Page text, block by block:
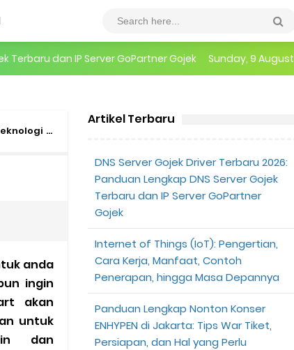
Terbaru dan IP Server GoPartner Gojek
Sunday, 9 August
anda
ingin
akan
untuk
dan
Artikel Terbaru
DNS Server Gojek Driver Terbaru 2026:
Panduan Lengkap DNS Server Gojek
Terbaru dan IP Server GoPartner
Gojek
Internet of Things (IoT): Pengertian,
Cara Kerja, Manfaat, Contoh
Penerapan, hingga Masa Depannya
Panduan Lengkap Nonton Konser
ENHYPEN di Jakarta: Tips War Tiket,
Persiapan, dan Hal yang Perlu